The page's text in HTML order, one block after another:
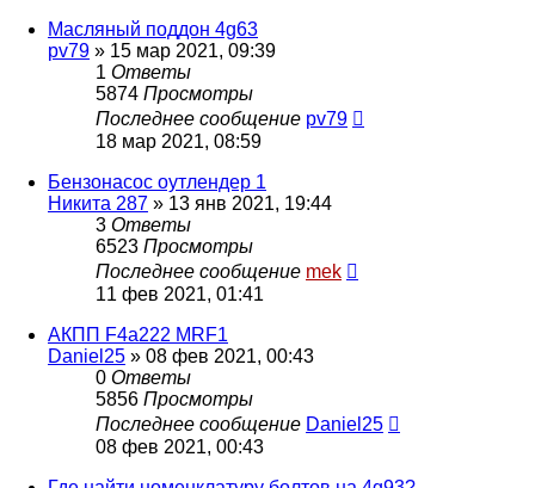
Масляный поддон 4g63
pv79 » 15 мар 2021, 09:39
1 Ответы
5874 Просмотры
Последнее сообщение pv79
18 мар 2021, 08:59
Бензонасос оутлендер 1
Никита 287 » 13 янв 2021, 19:44
3 Ответы
6523 Просмотры
Последнее сообщение mek
11 фев 2021, 01:41
АКПП F4a222 MRF1
Daniel25 » 08 фев 2021, 00:43
0 Ответы
5856 Просмотры
Последнее сообщение Daniel25
08 фев 2021, 00:43